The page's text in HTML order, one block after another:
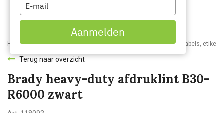
Home Webshop Veiligheidsartikelen Signalisatie Printers, labels,
Terug naar overzicht
Brady heavy-duty afdruklint B30-
R6000 zwart
your
email
Aanmelden